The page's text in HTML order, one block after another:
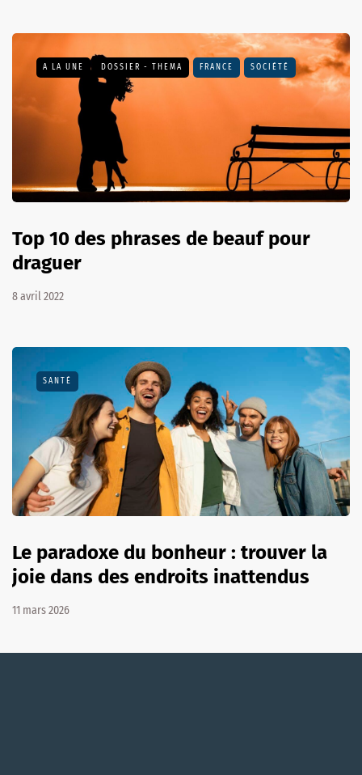
A LA UNE DOSSIER - THEMA FRANCE SOCIÉTÉ
Top 10 des phrases de beauf pour
draguer
8 avril 2022
SANTÉ
Le paradoxe du bonheur : trouver la
joie dans des endroits inattendus
11 mars 2026